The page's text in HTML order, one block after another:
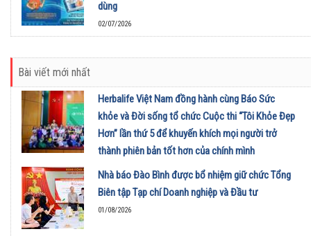
dùng
02/07/2026
Bài viết mới nhất
Herbalife Việt Nam đồng hành cùng Báo Sức
khỏe và Đời sống tổ chức Cuộc thi “Tôi Khỏe Đẹp
Hơn” lần thứ 5 để khuyến khích mọi người trở
thành phiên bản tốt hơn của chính mình
01/08/2026
Nhà báo Đào Bình được bổ nhiệm giữ chức Tổng
Biên tập Tạp chí Doanh nghiệp và Đầu tư
01/08/2026